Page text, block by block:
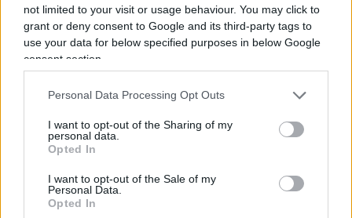
not limited to your visit or usage behaviour. You may click to
grant or deny consent to Google and its third-party tags to
use your data for below specified purposes in below Google
consent section.
Personal Data Processing Opt Outs
I want to opt-out of the Sharing of my
personal data.
Opted In
I want to opt-out of the Sale of my
Personal Data.
Opted In
di squadernareuna società che hanno
rinunciato a cogliere, che ormai vedono solo
attraverso le loro lenti di boomer woke.
E fin qui siamo alla critica della ragion pratica;
poi, non sfuggirà a nessuno, almeno tra quanti
a furia di plasmare, sformare, modificare
comportamenti, valori, cervelli, insomma di